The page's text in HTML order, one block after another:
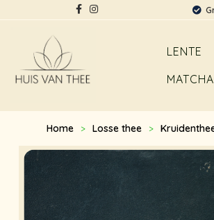
LENTE
MATCHA
Home > Losse thee >